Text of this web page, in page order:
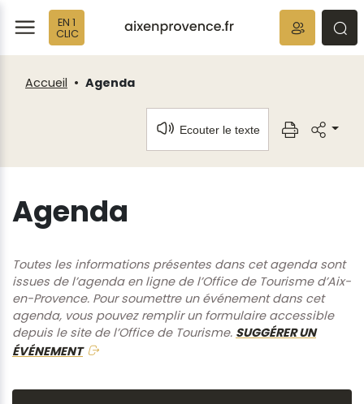
EN 1
CLIC
Accueil Agenda
Ecouter le texte
Agenda
Toutes les informations présentes dans cet agenda sont
issues de l’agenda en ligne de l’Office de Tourisme d’Aix-
en-Provence. Pour soumettre un événement dans cet
agenda, vous pouvez remplir un formulaire accessible
depuis le site de l’Office de Tourisme. SUGGÉRER UN
ÉVÉNEMENT
Fenêtre
de
chat
Panneau de gestion des cookies